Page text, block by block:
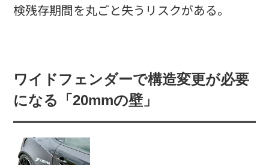
検残存期間を丸ごと失うリスクがある。
ワイドフェンダーで構造変更が必要
になる「20mmの壁」